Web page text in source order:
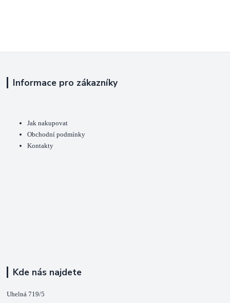
Informace pro zákazníky
Jak nakupovat
Obchodní podmínky
Kontakty
Kde nás najdete
Uhelná 719/5